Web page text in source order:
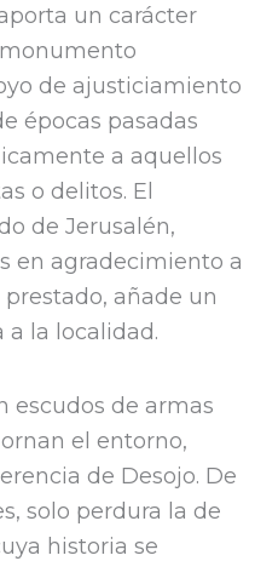
un carácter
de ajusticiamiento
épocas pasadas
a aquellos
o delitos. El
de Jerusalén,
en agradecimiento a
añade un
la localidad.
escudos de armas
el entorno,
de Desojo. De
solo perdura la de
historia se